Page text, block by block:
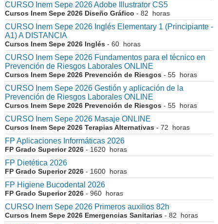
CURSO Inem Sepe 2026 Adobe Illustrator CS5
Cursos Inem Sepe 2026 Diseño Gráfico - 82 horas
CURSO Inem Sepe 2026 Inglés Elementary 1 (Principiante -
A1) A DISTANCIA
Cursos Inem Sepe 2026 Inglés - 60 horas
CURSO Inem Sepe 2026 Fundamentos para el técnico en
Prevención de Riesgos Laborales ONLINE
Cursos Inem Sepe 2026 Prevención de Riesgos - 55 horas
CURSO Inem Sepe 2026 Gestión y aplicación de la
Prevención de Riesgos Laborales ONLINE
Cursos Inem Sepe 2026 Prevención de Riesgos - 55 horas
CURSO Inem Sepe 2026 Masaje ONLINE
Cursos Inem Sepe 2026 Terapias Alternativas - 72 horas
FP Aplicaciones Informáticas 2026
FP Grado Superior 2026 - 1620 horas
FP Dietética 2026
FP Grado Superior 2026 - 1600 horas
FP Higiene Bucodental 2026
FP Grado Superior 2026 - 960 horas
CURSO Inem Sepe 2026 Primeros auxilios 82h
Cursos Inem Sepe 2026 Emergencias Sanitarias - 82 horas